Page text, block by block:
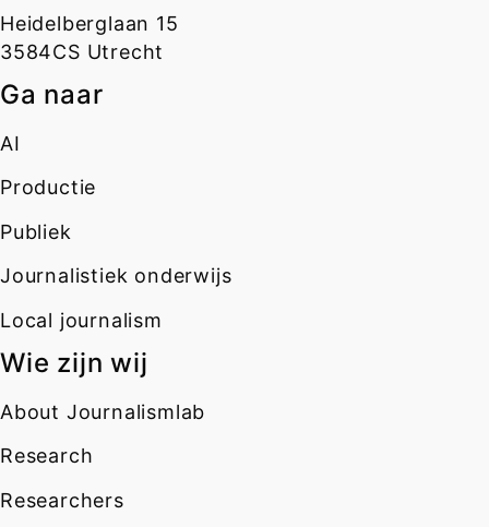
Heidelberglaan 15
3584CS Utrecht
Ga naar
AI
Productie
Publiek
Journalistiek onderwijs
Local journalism
Wie zijn wij
About Journalismlab
Research
Researchers